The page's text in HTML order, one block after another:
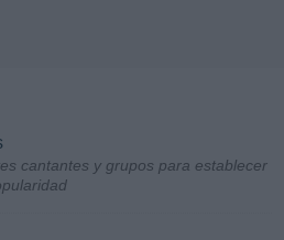
cantantes y grupos para establecer